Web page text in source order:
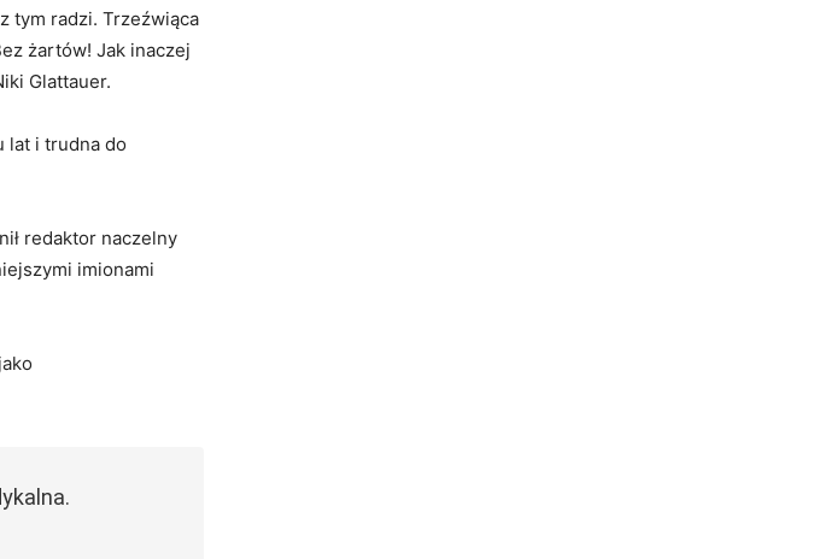
tym radzi. Trzeźwiąca
żartów! Jak inaczej
Glattauer.
lat i trudna do
redaktor naczelny
imionami